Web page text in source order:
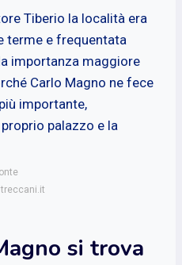
Tiberio la località era
terme e frequentata
importanza maggiore
Carlo Magno ne fece
importante,
palazzo e la
si trova